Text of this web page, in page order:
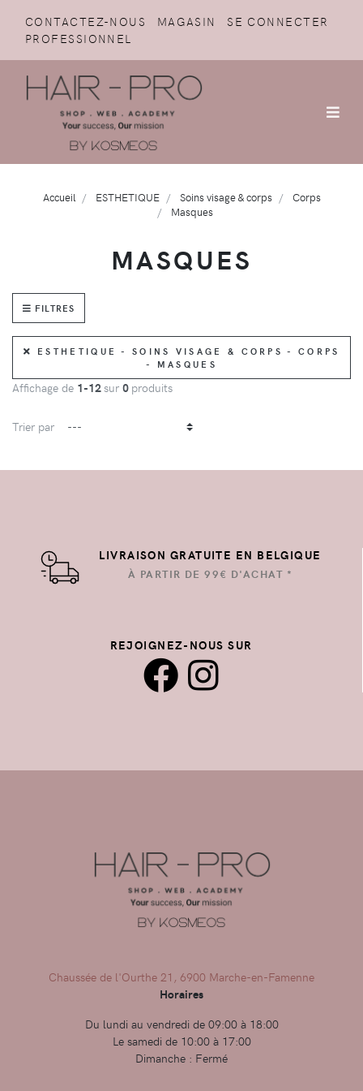
CONTACTEZ-NOUS MAGASIN
SE CONNECTER
PROFESSIONNEL
Accueil ESTHETIQUE Soins visage & corps
Corps
Masques
MASQUES
FILTRES
ESTHETIQUE - SOINS VISAGE & CORPS - CORPS
- MASQUES
Affichage de 1-12sur 0 produits
Trier par
LIVRAISON GRATUITE EN BELGIQUE
À PARTIR DE 99€ D'ACHAT *
REJOIGNEZ-NOUS SUR
Chaussée de l'Ourthe 21, 6900 Marche-en-Famenne
Horaires
Du lundi au vendredi de 09:00 à 18:00
Le samedi de 10:00 à 17:00
Dimanche : Fermé